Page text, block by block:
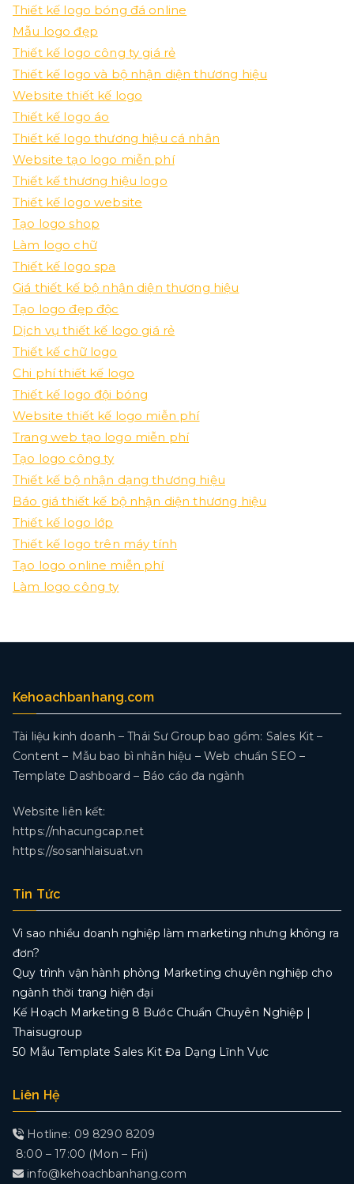
Thiết kế logo bóng đá online
Mẫu logo đẹp
Thiết kế logo công ty giá rẻ
Thiết kế logo và bộ nhận diện thương hiệu
Website thiết kế logo
Thiết kế logo áo
Thiết kế logo thương hiệu cá nhân
Website tạo logo miễn phí
Thiết kế thương hiệu logo
Thiết kế logo website
Tạo logo shop
Làm logo chữ
Thiết kế logo spa
Giá thiết kế bộ nhận diện thương hiệu
Tạo logo đẹp độc
Dịch vụ thiết kế logo giá rẻ
Thiết kế chữ logo
Chi phí thiết kế logo
Thiết kế logo đội bóng
Website thiết kế logo miễn phí
Trang web tạo logo miễn phí
Tạo logo công ty
Thiết kế bộ nhận dạng thương hiệu
Báo giá thiết kế bộ nhận diện thương hiệu
Thiết kế logo lớp
Thiết kế logo trên máy tính
Tạo logo online miễn phí
Làm logo công ty
Kehoachbanhang.com
Tài liệu kinh doanh – Thái Sư Group bao gồm: Sales Kit –
Content – Mẫu bao bì nhãn hiệu – Web chuẩn SEO –
Template Dashboard – Báo cáo đa ngành
Website liên kết:
https://nhacungcap.net
https://sosanhlaisuat.vn
Tin Tức
Vì sao nhiều doanh nghiệp làm marketing nhưng không ra
đơn?
Quy trình vận hành phòng Marketing chuyên nghiệp cho
ngành thời trang hiện đại
Kế Hoạch Marketing 8 Bước Chuẩn Chuyên Nghiệp |
Thaisugroup
50 Mẫu Template Sales Kit Đa Dạng Lĩnh Vực
Liên Hệ
Hotline: 09 8290 8209
8:00 – 17:00 (Mon – Fri)
info@kehoachbanhang.com